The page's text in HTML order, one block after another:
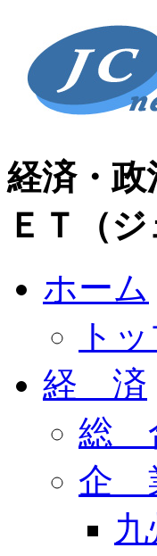
経済・
ＥＴ（
ホーム
ト
経 済
総
企